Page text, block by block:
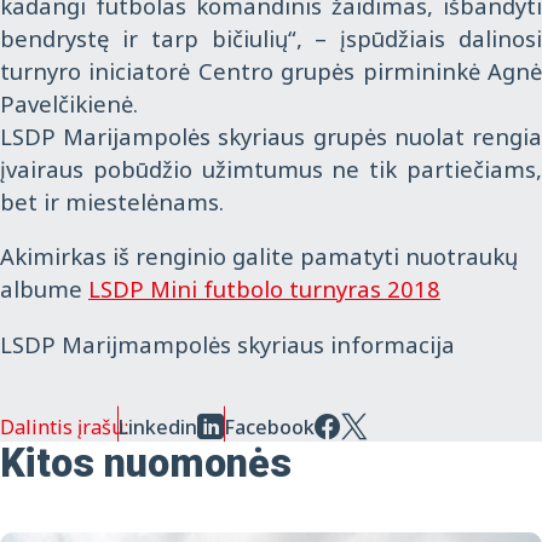
bendrystę ir tarp bičiulių“, – įspūdžiais dalinosi
turnyro iniciatorė Centro grupės pirmininkė Agnė
Pavelčikienė.
LSDP Marijampolės skyriaus grupės nuolat rengia
įvairaus pobūdžio užimtumus ne tik partiečiams,
bet ir miestelėnams.
Akimirkas iš renginio galite pamatyti nuotraukų
albume LSDP Mini futbolo turnyras 2018
LSDP Marijmampolės skyriaus informacija
Dalintis įrašu:Linkedin Facebook
Kitos nuomonės